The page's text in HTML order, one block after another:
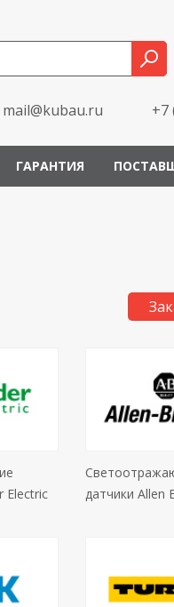
mail@kubau.ru +7
ГАРАНТИЯ
Electric
датчики Allen